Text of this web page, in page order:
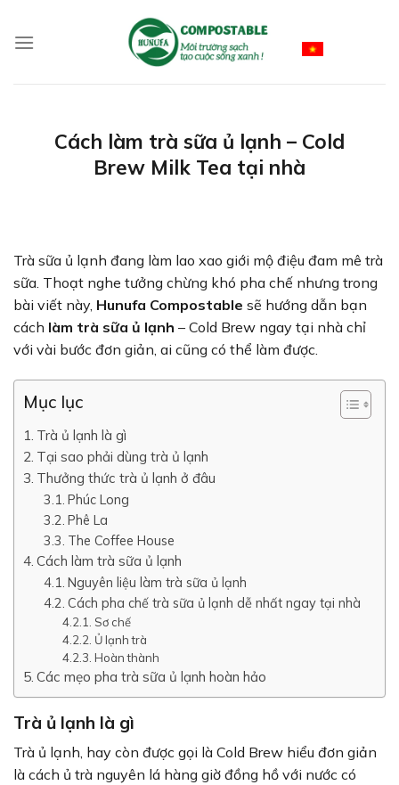
content
Cách làm trà sữa ủ lạnh – Cold
Brew Milk Tea tại nhà
Trà sữa ủ lạnh đang làm lao xao giới mộ điệu đam mê trà
sữa. Thoạt nghe tưởng chừng khó pha chế nhưng trong
bài viết này, Hunufa Compostable sẽ hướng dẫn bạn
cách làm trà sữa ủ lạnh – Cold Brew ngay tại nhà chỉ
với vài bước đơn giản, ai cũng có thể làm được.
Mục lục
Trà ủ lạnh là gì
Tại sao phải dùng trà ủ lạnh
Thưởng thức trà ủ lạnh ở đâu
Phúc Long
Phê La
The Coffee House
Cách làm trà sữa ủ lạnh
Nguyên liệu làm trà sữa ủ lạnh
Cách pha chế trà sữa ủ lạnh dễ nhất ngay tại nhà
Sơ chế
Ủ lạnh trà
Hoàn thành
Các mẹo pha trà sữa ủ lạnh hoàn hảo
Trà ủ lạnh là gì
Trà ủ lạnh, hay còn được gọi là Cold Brew hiểu đơn giản
là cách ủ trà nguyên lá hàng giờ đồng hồ với nước có